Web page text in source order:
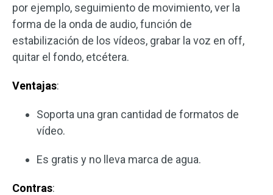
por ejemplo, seguimiento de movimiento, ver la
forma de la onda de audio, función de
estabilización de los vídeos, grabar la voz en off,
quitar el fondo, etcétera.
Ventajas:
Soporta una gran cantidad de formatos de
vídeo.
Es gratis y no lleva marca de agua.
Contras: